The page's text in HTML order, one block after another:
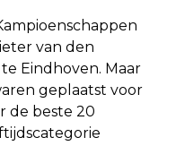
van den
Eindhoven. Maar
geplaatst voor
de beste 20